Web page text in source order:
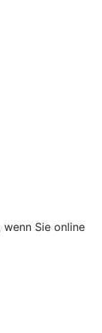
Sie online